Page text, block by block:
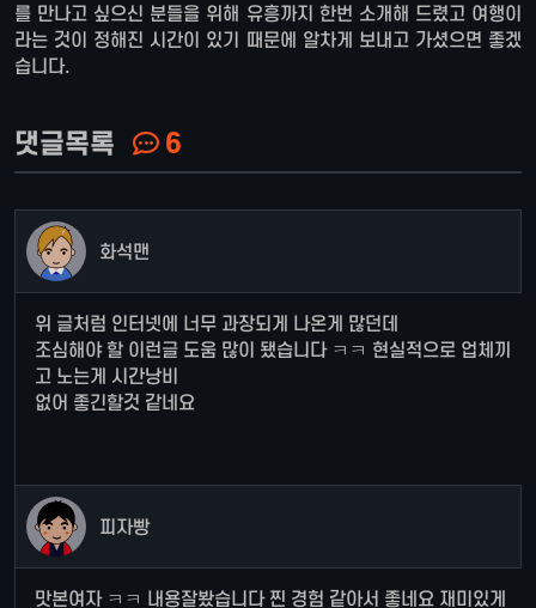
를 만나고 싶으신 분들을 위해 유흥까지 한번 소개해 드렸고 여행이
라는 것이 정해진 시간이 있기 때문에 알차게 보내고 가셨으면 좋겠
습니다.
댓글목록 6
화석맨
위 글처럼 인터넷에 너무 과장되게 나온게 많던데
조심해야 할 이런글 도움 많이 됐습니다 ㅋㅋ 현실적으로 업체끼
고 노는게 시간낭비
없어 좋긴할것 같네요
피자빵
맛본여자 ㅋㅋ 내용잘봤습니다 찐 경험 같아서 좋네요 재미있게